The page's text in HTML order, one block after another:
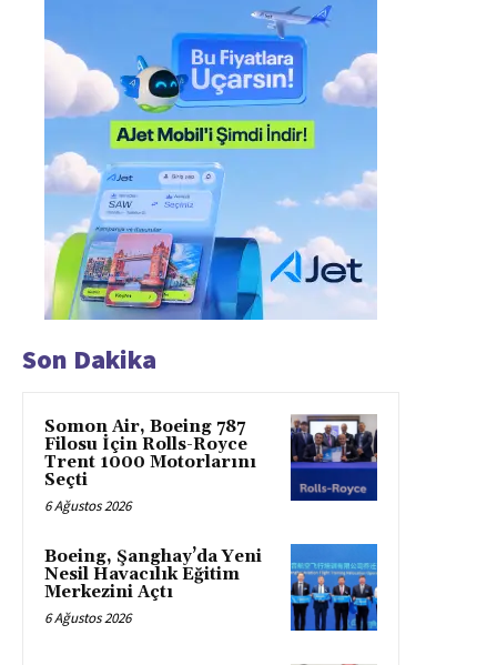
Son Dakika
Somon Air, Boeing 787
Filosu İçin Rolls-Royce
Trent 1000 Motorlarını
Seçti
6 Ağustos 2026
Boeing, Şanghay’da Yeni
Nesil Havacılık Eğitim
Merkezini Açtı
6 Ağustos 2026